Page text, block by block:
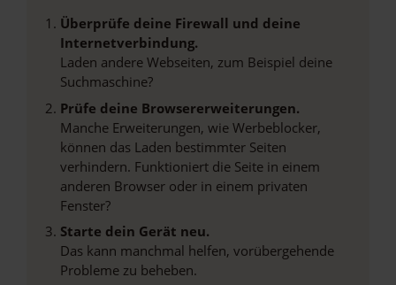
Überprüfe deine Firewall und deine
Internetverbindung.
Laden andere Webseiten, zum Beispiel deine
Suchmaschine?
Prüfe deine Browsererweiterungen.
Manche Erweiterungen, wie Werbeblocker,
können das Laden bestimmter Seiten
verhindern. Funktioniert die Seite in einem
anderen Browser oder in einem privaten
Fenster?
Starte dein Gerät neu.
Das kann manchmal helfen, vorübergehende
Probleme zu beheben.